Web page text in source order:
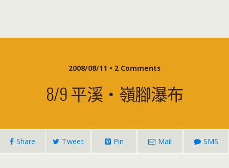
2008/08/11 • 2 Comments
8/9 平溪‧嶺腳瀑布
Share Tweet Pin Mail SMS